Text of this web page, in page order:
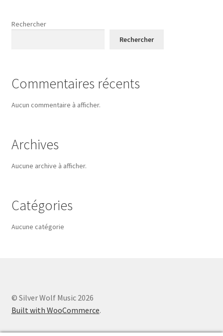
Rechercher
Rechercher
Commentaires récents
Aucun commentaire à afficher.
Archives
Aucune archive à afficher.
Catégories
Aucune catégorie
© Silver Wolf Music 2026
Built with WooCommerce.